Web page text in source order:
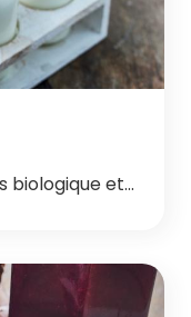
biologique et…